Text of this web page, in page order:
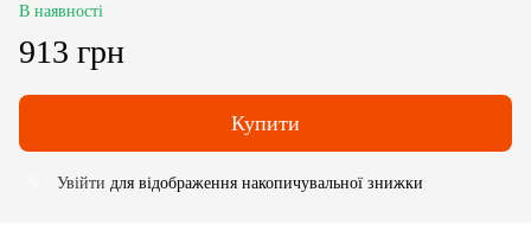
В наявності
913 грн
Купити
Увійти для відображення накопичувальної знижки